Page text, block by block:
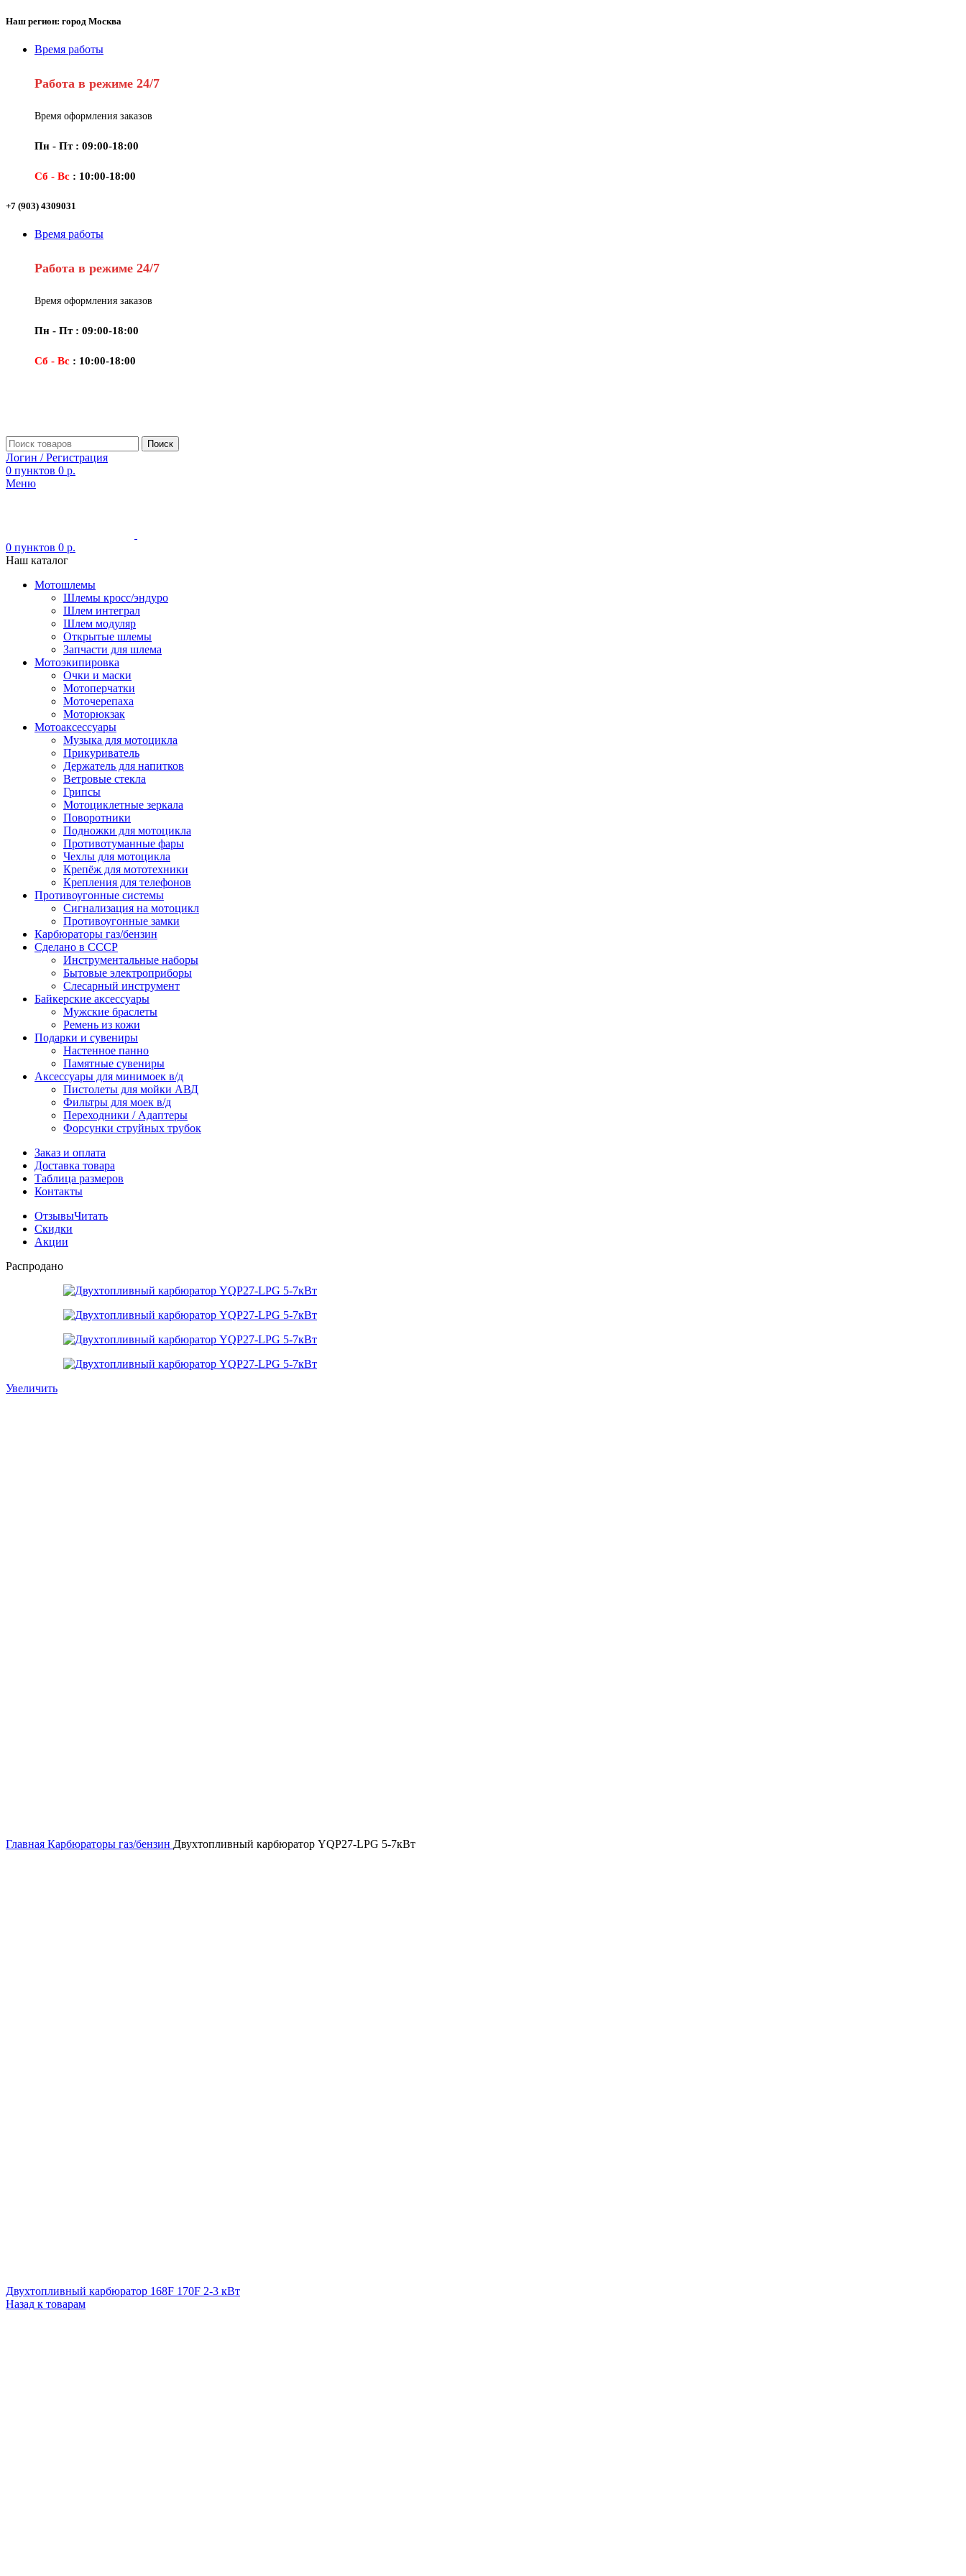
Наш регион: город Москва
Время работы
Работа в режиме 24/7
Время оформления заказов
Пн - Пт : 09:00-18:00
Сб - Вс : 10:00-18:00
+7 (903) 4309031
Время работы
Работа в режиме 24/7
Время оформления заказов
Пн - Пт : 09:00-18:00
Сб - Вс : 10:00-18:00
Поиск
Логин / Регистрация
0 пунктов 0 р.
Меню
0 пунктов 0 р.
Наш каталог
Мотошлемы
Шлемы кросс/эндуро
Шлем интеграл
Шлем модуляр
Открытые шлемы
Запчасти для шлема
Мотоэкипировка
Очки и маски
Мотоперчатки
Моточерепаха
Моторюкзак
Мотоаксессуары
Музыка для мотоцикла
Прикуриватель
Держатель для напитков
Ветровые стекла
Грипсы
Мотоциклетные зеркала
Поворотники
Подножки для мотоцикла
Противотуманные фары
Чехлы для мотоцикла
Крепёж для мототехники
Крепления для телефонов
Противоугонные системы
Сигнализация на мотоцикл
Противоугонные замки
Карбюраторы газ/бензин
Сделано в СССР
Инструментальные наборы
Бытовые электроприборы
Слесарный инструмент
Байкерские аксессуары
Мужские браслеты
Ремень из кожи
Подарки и сувениры
Настенное панно
Памятные сувениры
Аксессуары для минимоек в/д
Пистолеты для мойки АВД
Фильтры для моек в/д
Переходники / Адаптеры
Форсунки струйных трубок
Заказ и оплата
Доставка товара
Таблица размеров
Контакты
ОтзывыЧитать
Скидки
Акции
Распродано
Увеличить
Главная Карбюраторы газ/бензин Двухтопливный карбюратор YQP27-LPG 5-7кВт
Двухтопливный карбюратор 168F 170F 2-3 кВт
Назад к товарам